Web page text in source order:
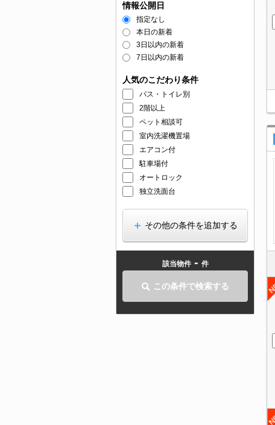
情報公開日
指定なし
本日の新着
3日以内の新着
7日以内の新着
人気のこだわり条件
バス・トイレ別
2階以上
ペット相談可
室内洗濯機置場
エアコン付
駐車場付
オートロック
独立洗面台
その他の条件を追加する
該当物件 - 件
この条件で検索する